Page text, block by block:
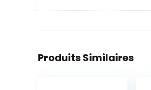
Produits Similaires